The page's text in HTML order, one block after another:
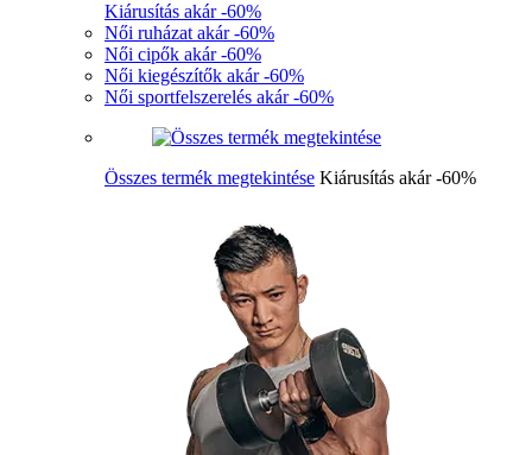
Kiárusítás akár -60%
Női ruházat akár -60%
Női cipők akár -60%
Női kiegészítők akár -60%
Női sportfelszerelés akár -60%
Összes termék megtekintése Kiárusítás akár -60%